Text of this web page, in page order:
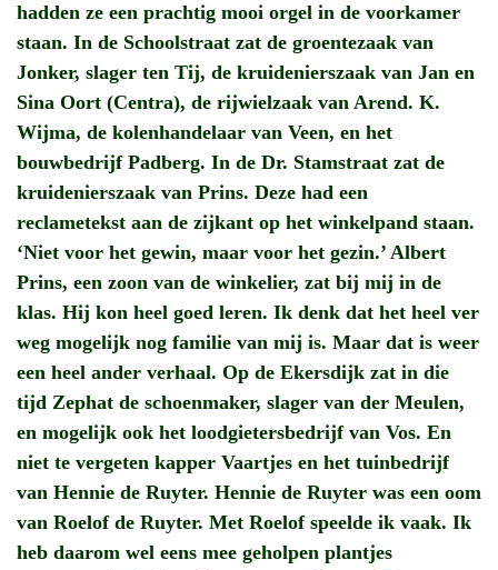
hadden ze een prachtig mooi orgel in de voorkamer
staan. In de Schoolstraat zat de groentezaak van
Jonker, slager ten Tij, de kruidenierszaak van Jan en
Sina Oort (Centra), de rijwielzaak van Arend. K.
Wijma, de kolenhandelaar van Veen, en het
bouwbedrijf Padberg. In de Dr. Stamstraat zat de
kruidenierszaak van Prins. Deze had een
reclametekst aan de zijkant op het winkelpand staan.
‘Niet voor het gewin, maar voor het gezin.’ Albert
Prins, een zoon van de winkelier, zat bij mij in de
klas. Hij kon heel goed leren. Ik denk dat het heel ver
weg mogelijk nog familie van mij is. Maar dat is weer
een heel ander verhaal. Op de Ekersdijk zat in die
tijd Zephat de schoenmaker, slager van der Meulen,
en mogelijk ook het loodgietersbedrijf van Vos. En
niet te vergeten kapper Vaartjes en het tuinbedrijf
van Hennie de Ruyter. Hennie de Ruyter was een oom
van Roelof de Ruyter. Met Roelof speelde ik vaak. Ik
heb daarom wel eens mee geholpen plantjes